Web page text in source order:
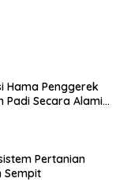
Hama Penggerek
Padi Secara Alami
Pertanian
Sempit